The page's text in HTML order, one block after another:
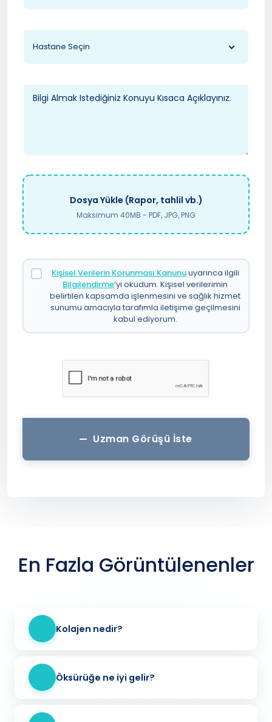
Hastane Seçin
Dosya Yükle (Rapor, tahlil vb.)
Maksimum 40MB - PDF, JPG, PNG
Kişisel Verilerin Korunması Kanunuuyarınca ilgili
Bilgilendirme’yi okudum. Kişisel verilerimin
belirtilen kapsamda işlenmesini ve sağlık hizmet
sunumu amacıyla tarafımla iletişime geçilmesini
kabul ediyorum.
Uzman Görüşü İste
En Fazla Görüntülenenler
Kolajen nedir?
Öksürüğe ne iyi gelir?